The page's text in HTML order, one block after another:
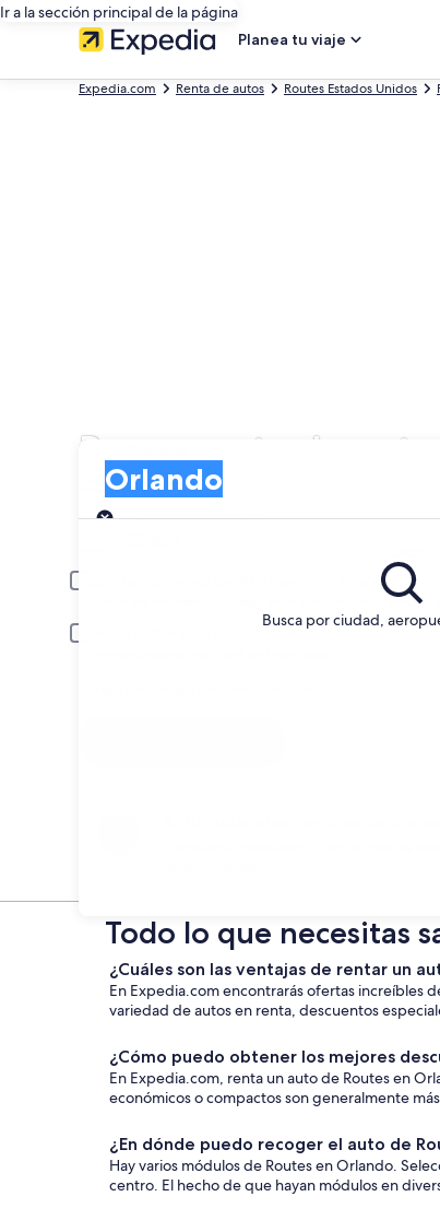
Ir a la sección principal de la página
Planea tu viaje
Expedia.com Renta de autos Routes Estados Unidos
Busca renta de
Busca por ciudad,
Orlando
Entrega
Fecha de entrega
Conductor menor de 30 o mayor de 70 años
Puede ser necesario un cargo extra por conductor joven o
Todo lo que necesitas
¿Cuáles son las ventajas de rentar un
En Expedia.com encontrarás ofertas increíbles
variedad de autos en renta, descuentos
¿Cómo puedo obtener los mejores
En Expedia.com, renta un auto de Routes en
económicos o compactos son generalmente
¿En dónde puedo recoger el auto de
Hay varios módulos de Routes en Orlando.
centro. El hecho de que hayan módulos en